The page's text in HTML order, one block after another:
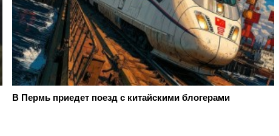
В Пермь приедет поезд с китайскими блогерами